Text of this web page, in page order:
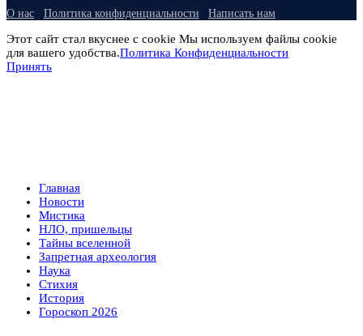
О нас Политика конфиденциальности Написать нам
Этот сайт стал вкуснее с cookie Мы используем файлы cookie
для вашего удобства.Политика Конфиденциальности
Принять
Главная
Новости
Мистика
НЛО, пришельцы
Тайны вселенной
Запретная археология
Наука
Стихия
История
Гороскоп 2026